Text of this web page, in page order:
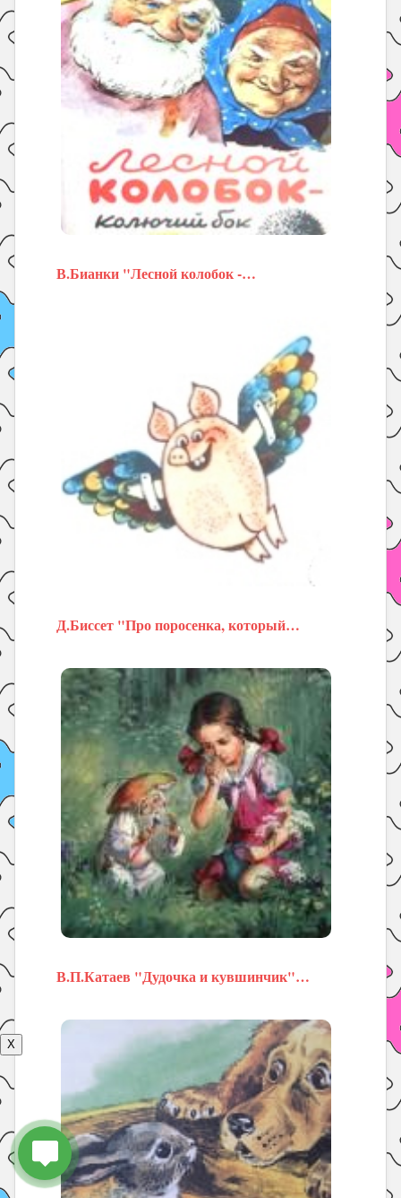
В.Бианки "Лесной колобок -…
Д.Биссет "Про поросенка, который…
В.П.Катаев "Дудочка и кувшинчик"…
X